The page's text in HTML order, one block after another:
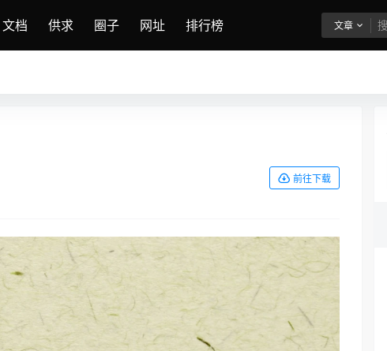
文档 供求 圈子 网址 排行榜 文章
前往下载